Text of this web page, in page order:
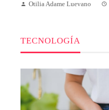
Otilia Adame Luevano
TECNOLOGÍA